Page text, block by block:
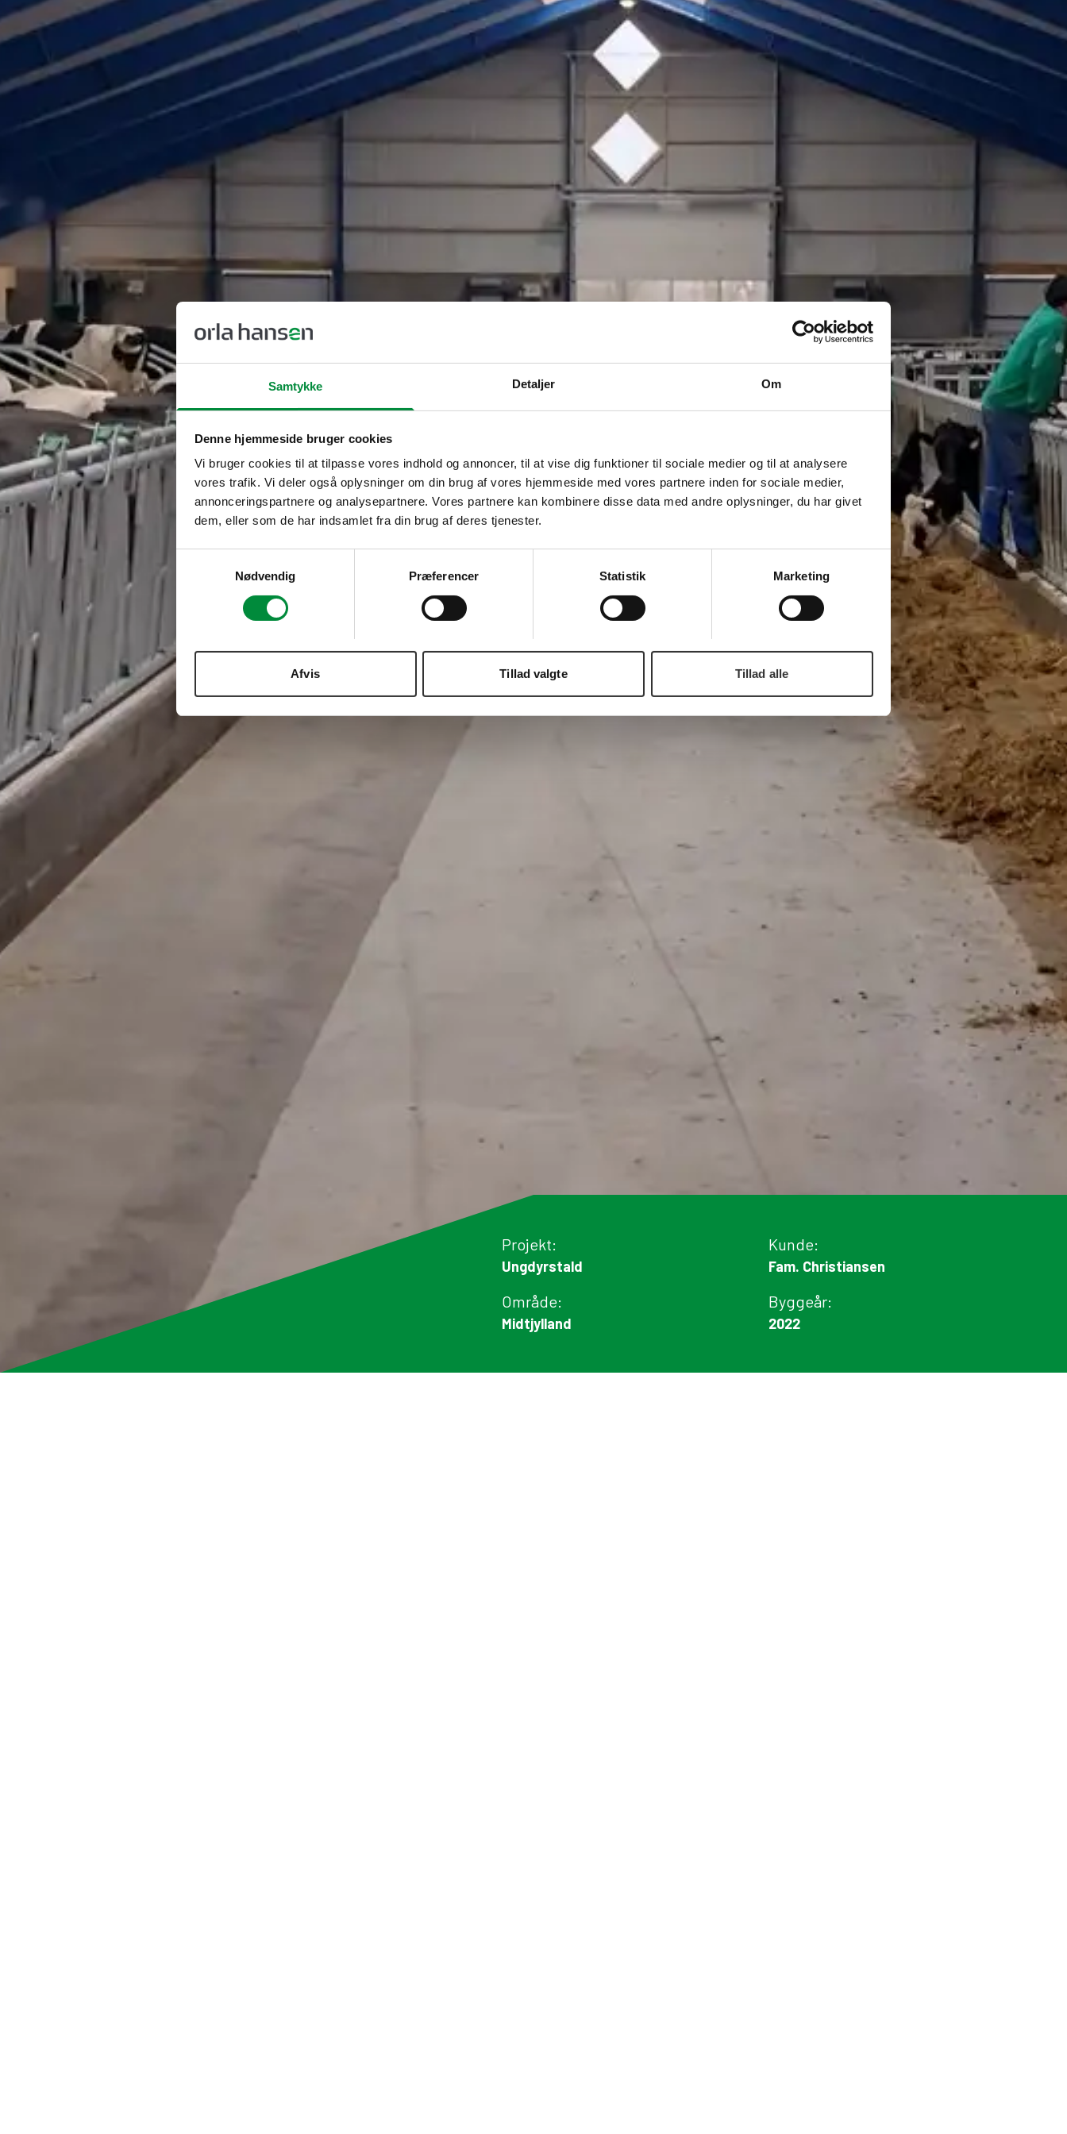
Samtykke Detaljer Om
Denne hjemmeside bruger cookies
Vi bruger cookies til at tilpasse vores indhold og annoncer, til at vise dig funktioner til sociale medier og til at analysere
vores trafik. Vi deler også oplysninger om din brug af vores hjemmeside med vores partnere inden for sociale medier,
annonceringspartnere og analysepartnere. Vores partnere kan kombinere disse data med andre oplysninger, du har givet
dem, eller som de har indsamlet fra din brug af deres tjenester.
Nødvendig
Præferencer Statistik Marketing
Afvis Tillad valgte Tillad alle
Projekt:
Ungdyrstald
Kunde:
Fam. Christiansen
Område:
Midtjylland
Byggeår:
2022